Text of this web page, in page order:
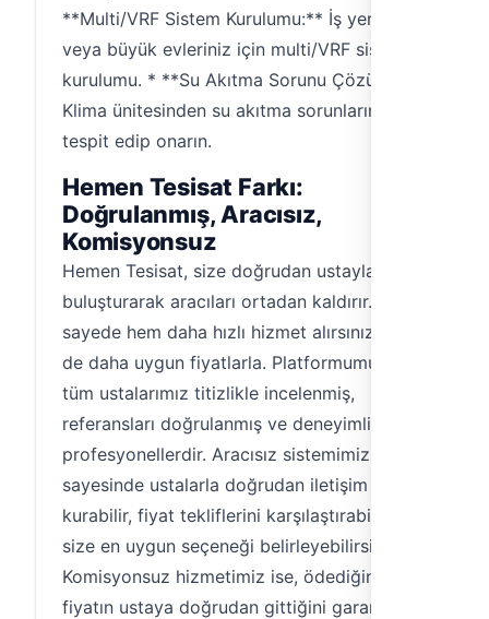
**Multi/VRF Sistem Kurulumu:** İş yeriniz
veya büyük evleriniz için multi/VRF sistem
kurulumu. * **Su Akıtma Sorunu Çözümü:**
Klima ünitesinden su akıtma sorunlarını
tespit edip onarın.
Hemen Tesisat Farkı:
Doğrulanmış, Aracısız,
Komisyonsuz
Hemen Tesisat, size doğrudan ustayla
buluşturarak aracıları ortadan kaldırır. Bu
sayede hem daha hızlı hizmet alırsınız hem
de daha uygun fiyatlarla. Platformumuzdaki
tüm ustalarımız titizlikle incelenmiş,
referansları doğrulanmış ve deneyimli
profesyonellerdir. Aracısız sistemimiz
sayesinde ustalarla doğrudan iletişim
kurabilir, fiyat tekliflerini karşılaştırabilir ve
size en uygun seçeneği belirleyebilirsiniz.
Komisyonsuz hizmetimiz ise, ödediğiniz
fiyatın ustaya doğrudan gittiğini garanti